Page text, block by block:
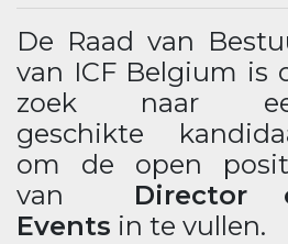
De Raad van
van ICF Belgium is
zoek naar
geschikte
om de open
van Director
Events in te vullen.